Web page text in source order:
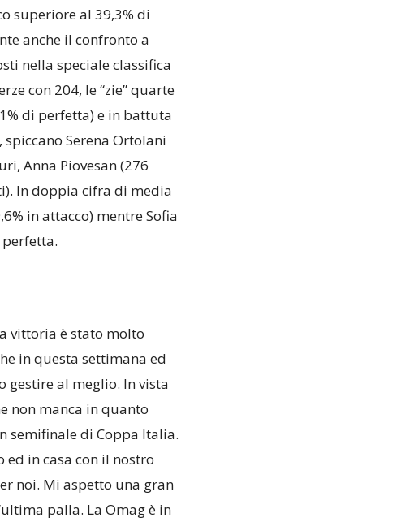
superiore al 39,3% di
anche il confronto a
nella speciale classifica
con 204, le “zie” quarte
di perfetta) e in battuta
spiccano Serena Ortolani
Anna Piovesan (276
In doppia cifra di media
in attacco) mentre Sofia
vittoria è stato molto
in questa settimana ed
gestire al meglio. In vista
non manca in quanto
semifinale di Coppa Italia.
ed in casa con il nostro
noi. Mi aspetto una gran
palla. La Omag è in